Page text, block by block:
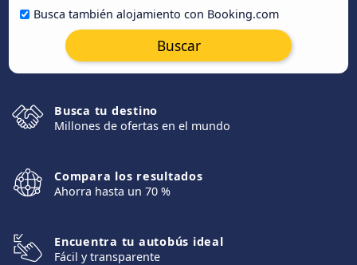
Busca también alojamiento con Booking.com
Buscar
Busca tu destino
Millones de ofertas en el mundo
Compara los resultados
Ahorra hasta un 70 %
Encuentra tu autobús ideal
Fácil y transparente